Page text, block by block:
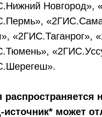
Новгород»,
«2ГИС.Таганрог»,
распространяется
источник* может